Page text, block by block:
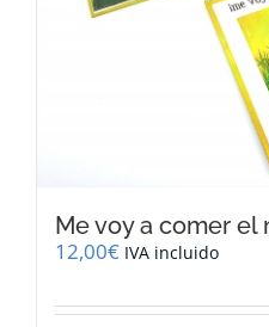
Me voy a comer el
12,00€ IVA incluido